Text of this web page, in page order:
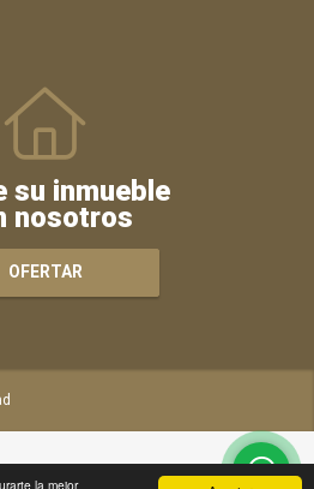
la mejor
su inmueble
nosotros
OFERTAR